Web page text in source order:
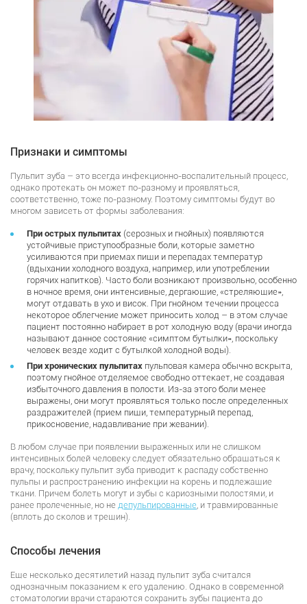
Признаки и симптомы
Пульпит зуба – это всегда инфекционно-воспалительный процесс,
однако протекать он может по-разному и проявляться,
соответственно, тоже по-разному. Поэтому симптомы будут во
многом зависеть от формы заболевания:
При острых пульпитах (серозных и гнойных) появляются
устойчивые приступообразные боли, которые заметно
усиливаются при приемах пищи и перепадах температур
(вдыхании холодного воздуха, например, или употреблении
горячих напитков). Часто боли возникают произвольно, особенно
в ночное время, они интенсивные, дергающие, «стреляющие»,
могут отдавать в ухо и висок. При гнойном течении процесса
некоторое облегчение может приносить холод – в этом случае
пациент постоянно набирает в рот холодную воду (врачи иногда
называют данное состояние «симптом бутылки», поскольку
человек везде ходит с бутылкой холодной воды).
При хронических пульпитах пульповая камера обычно вскрыта,
поэтому гнойное отделяемое свободно оттекает, не создавая
избыточного давления в полости. Из-за этого боли менее
выражены, они могут проявляться только после определенных
раздражителей (прием пищи, температурный перепад,
прикосновение, надавливание при жевании).
В любом случае при появлении выраженных или не слишком
интенсивных болей человеку следует обязательно обращаться к
врачу, поскольку пульпит зуба приводит к распаду собственно
пульпы и распространению инфекции на корень и подлежащие
ткани. Причем болеть могут и зубы с кариозными полостями, и
ранее пролеченные, но не депульпированные, и травмированные
(вплоть до сколов и трещин).
Способы лечения
Еще несколько десятилетий назад пульпит зуба считался
однозначным показанием к его удалению. Однако в современной
стоматологии врачи стараются сохранить зубы пациента до